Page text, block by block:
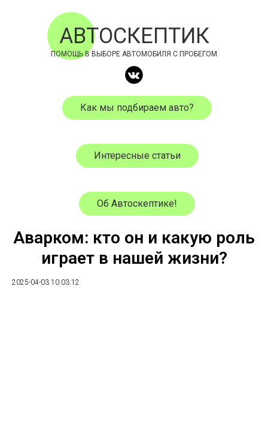
АВТОСКЕПТИК
ПОМОЩЬ В ВЫБОРЕ АВТОМОБИЛЯ С ПРОБЕГОМ
Как мы подбираем авто?
Интересные статьи
Об Автоскептике!
Аварком: кто он и какую роль
играет в нашей жизни?
2025-04-03 10:03:12